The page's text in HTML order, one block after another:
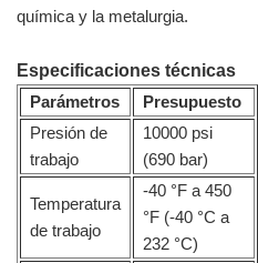
química y la metalurgia.
Especificaciones técnicas
Parámetros
Presupuesto
Presión de
trabajo
10000 psi
(690 bar)
Temperatura
de trabajo
-40 °F a 450
°F (-40 °C a
232 °C)